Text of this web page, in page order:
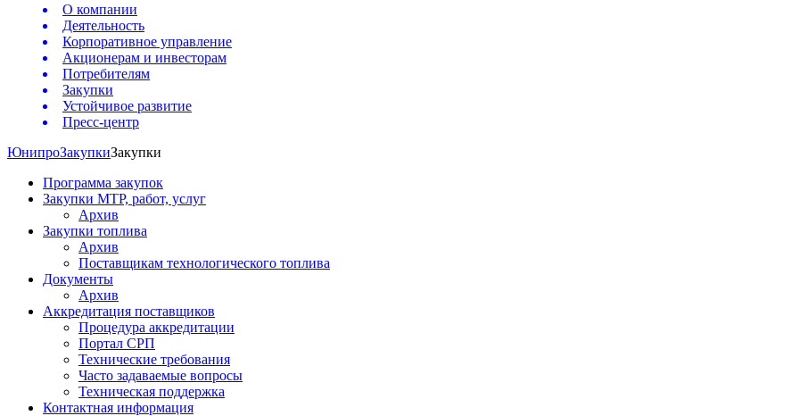
О компании
Деятельность
Корпоративное управление
Акционерам и инвесторам
Потребителям
Закупки
Устойчивое развитие
Пресс-центр
ЮнипроЗакупкиЗакупки
Программа закупок
Закупки МТР, работ, услуг
Архив
Закупки топлива
Архив
Поставщикам технологического топлива
Документы
Архив
Аккредитация поставщиков
Процедура аккредитации
Портал СРП
Технические требования
Часто задаваемые вопросы
Техническая поддержка
Контактная информация